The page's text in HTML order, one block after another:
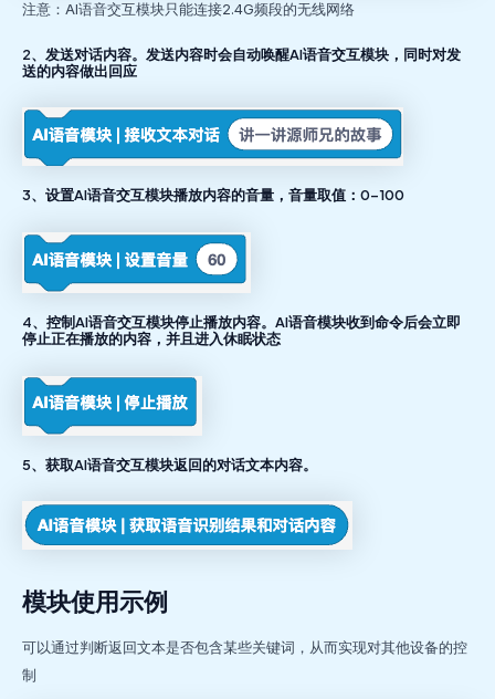
注意：AI语音交互模块只能连接2.4G频段的无线网络
2、发送对话内容。发送内容时会自动唤醒AI语音交互模块，同时对发
送的内容做出回应
3、设置AI语音交互模块播放内容的音量，音量取值：0-100
4、控制AI语音交互模块停止播放内容。AI语音模块收到命令后会立即
停止正在播放的内容，并且进入休眠状态
5、获取AI语音交互模块返回的对话文本内容。
模块使用示例
可以通过判断返回文本是否包含某些关键词，从而实现对其他设备的控
制